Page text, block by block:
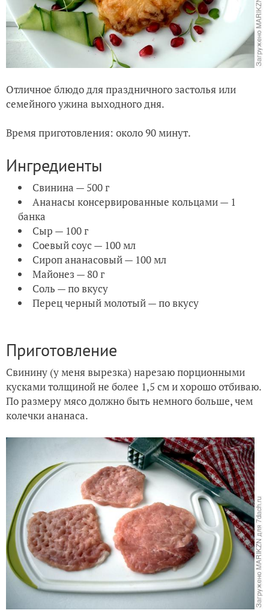
Отличное блюдо для праздничного застолья или
семейного ужина выходного дня.
Время приготовления: около 90 минут.
Ингредиенты
Свинина — 500 г
Ананасы консервированные кольцами — 1
банка
Сыр — 100 г
Соевый соус — 100 мл
Сироп ананасовый — 100 мл
Майонез — 80 г
Соль — по вкусу
Перец черный молотый — по вкусу
Приготовление
Свинину (у меня вырезка) нарезаю порционными
кусками толщиной не более 1,5 см и хорошо отбиваю.
По размеру мясо должно быть немного больше, чем
колечки ананаса.